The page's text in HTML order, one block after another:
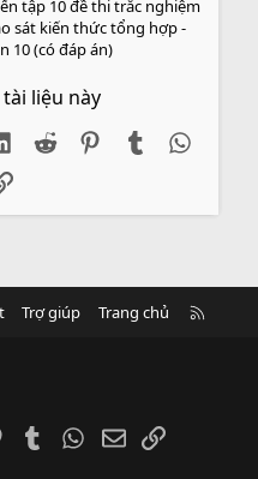
tập 10 đề thi trắc nghiệm
sát kiến thức tổng hợp -
10 (có đáp án)
tài liệu này
LinkedIn
Reddit PinterestTumblr
Link
Trợ giúp Trang chủ
PinterestTumblrWhatsApp
EmailLink